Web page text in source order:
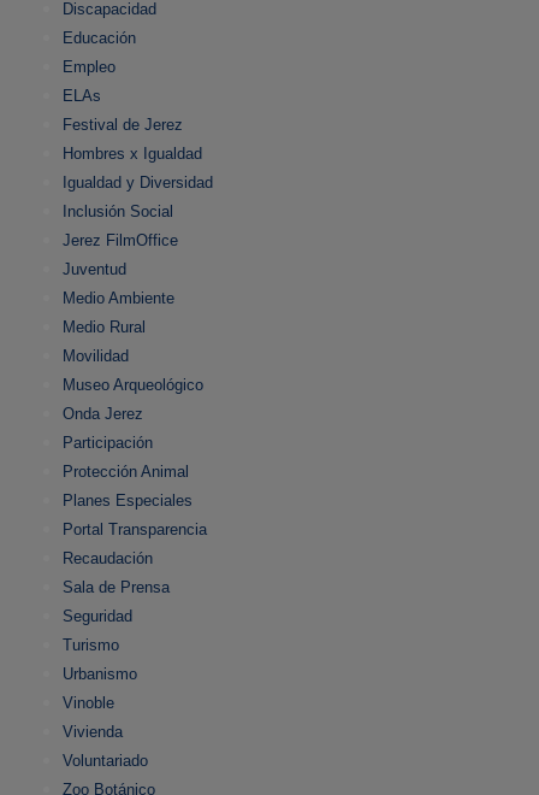
Discapacidad
Educación
Empleo
ELAs
Festival de Jerez
Hombres x Igualdad
Igualdad y Diversidad
Inclusión Social
Jerez FilmOffice
Juventud
Medio Ambiente
Medio Rural
Movilidad
Museo Arqueológico
Onda Jerez
Participación
Protección Animal
Planes Especiales
Portal Transparencia
Recaudación
Sala de Prensa
Seguridad
Turismo
Urbanismo
Vinoble
Vivienda
Voluntariado
Zoo Botánico